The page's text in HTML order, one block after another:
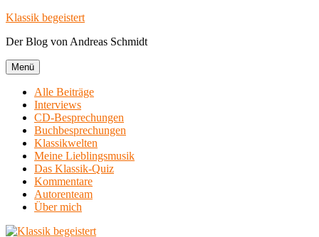
Zum
springen
Klassik begeistert
Der Blog von Andreas Schmidt
Menü
Alle Beiträge
Interviews
CD-Besprechungen
Buchbesprechungen
Klassikwelten
Meine Lieblingsmusik
Das Klassik-Quiz
Kommentare
Autorenteam
Über mich